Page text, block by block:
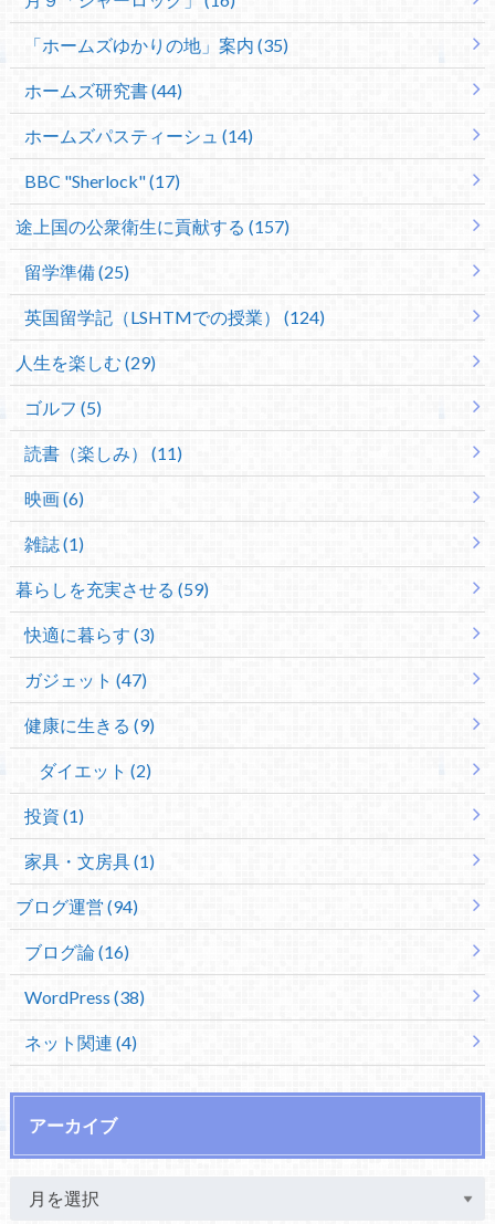
「ホームズゆかりの地」案内 (35)
ホームズ研究書 (44)
ホームズパスティーシュ (14)
BBC "Sherlock" (17)
途上国の公衆衛生に貢献する (157)
留学準備 (25)
英国留学記（LSHTMでの授業） (124)
人生を楽しむ (29)
ゴルフ (5)
読書（楽しみ） (11)
映画 (6)
雑誌 (1)
暮らしを充実させる (59)
快適に暮らす (3)
ガジェット (47)
健康に生きる (9)
ダイエット (2)
投資 (1)
家具・文房具 (1)
ブログ運営 (94)
ブログ論 (16)
WordPress (38)
ネット関連 (4)
アーカイブ